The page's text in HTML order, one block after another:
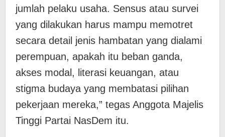
jumlah pelaku usaha. Sensus atau survei
yang dilakukan harus mampu memotret
secara detail jenis hambatan yang dialami
perempuan, apakah itu beban ganda,
akses modal, literasi keuangan, atau
stigma budaya yang membatasi pilihan
pekerjaan mereka,” tegas Anggota Majelis
Tinggi Partai NasDem itu.